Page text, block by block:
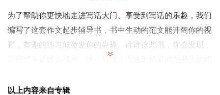
为了帮助你更快地走进写话大门、享受到写话的乐趣，我们
编写了这套作文起步辅导书，书中生动的范文能开阔你的视
野，有趣的练习能激发你的兴趣。读读这些书，你会发现，
学习作文的第一步！
以上内容来自专辑